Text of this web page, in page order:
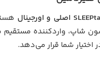
شاپ، واردکننده
اختیار شما قرار می‌دهد.